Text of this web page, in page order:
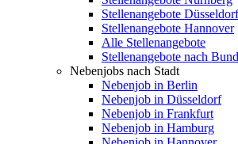
Stellenangebote Düsseldorf
Stellenangebote Hannover
Alle Stellenangebote
Stellenangebote nach
Nebenjobs nach Stadt
Nebenjob in Berlin
Nebenjob in Düsseldorf
Nebenjob in Frankfurt
Nebenjob in Hamburg